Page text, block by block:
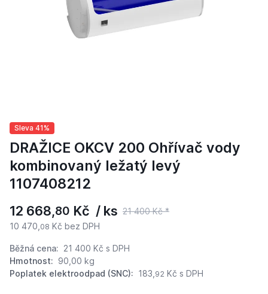
Sleva 41%
DRAŽICE OKCV 200 Ohřívač vody
kombinovaný ležatý levý
1107408212
12 668,80 Kč / ks 21 400 Kč *
10 470, 08 Kč bez DPH
Běžná cena: 21 400 Kč s DPH
Hmotnost: 90,00 kg
Poplatek elektroodpad (SNC): 183, 92 Kč s DPH